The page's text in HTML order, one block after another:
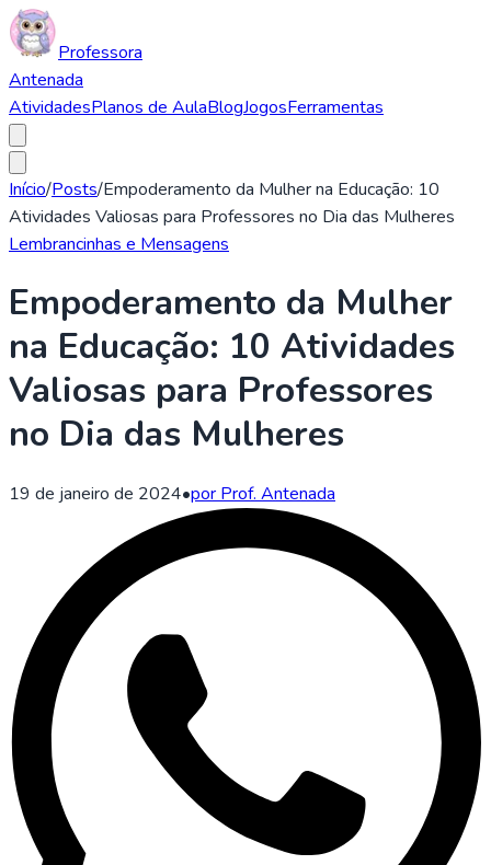
Professora
Antenada
AtividadesPlanos de AulaBlogJogosFerramentas
Início/Posts/Empoderamento da Mulher na Educação: 10
Atividades Valiosas para Professores no Dia das Mulheres
Lembrancinhas e Mensagens
Empoderamento da Mulher
na Educação: 10 Atividades
Valiosas para Professores
no Dia das Mulheres
19 de janeiro de 2024•por Prof. Antenada